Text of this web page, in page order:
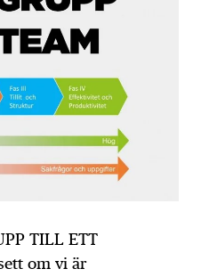
TILL ETT
om vi är